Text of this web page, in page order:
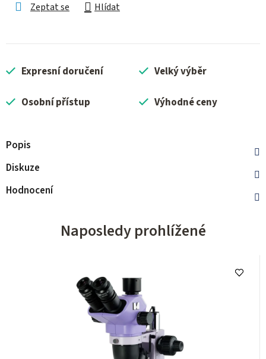
Zeptat se Hlídat
Expresní doručení Velký výběr
Osobní přístup Výhodné ceny
Popis
Diskuze
Hodnocení
Naposledy prohlížené